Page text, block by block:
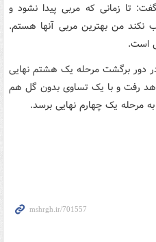
تا زمانی که مربی پیدا نشود و
نکند من بهترین مربی آنها هستم.
است.
دور برگشت مرحله یک هشتم نهایی
رفت و با یک تساوی بدون گل هم
مرحله یک چهارم نهایی برسد.